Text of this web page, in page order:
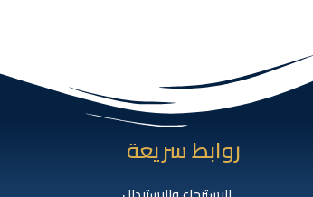
روابط سريعة